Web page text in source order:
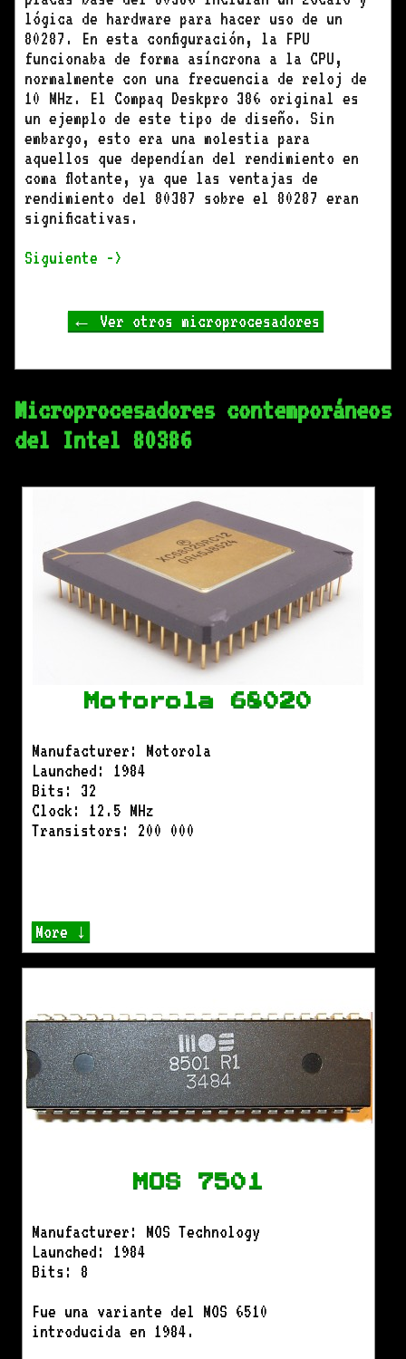
lógica de hardware para hacer uso de un
80287. En esta configuración, la FPU
funcionaba de forma asíncrona a la CPU,
normalmente con una frecuencia de reloj de
10 MHz. El Compaq Deskpro 386 original es
un ejemplo de este tipo de diseño. Sin
embargo, esto era una molestia para
aquellos que dependían del rendimiento en
coma flotante, ya que las ventajas de
rendimiento del 80387 sobre el 80287 eran
significativas.
Siguiente ->
← Ver otros microprocesadores
Microprocesadores contemporáneos
del Intel 80386
Motorola 68020
Manufacturer: Motorola
Launched: 1984
Bits: 32
Clock: 12.5 MHz
Transistors: 200 000
More ↓
MOS 7501
Manufacturer: MOS Technology
Launched: 1984
Bits: 8
Fue una variante del MOS 6510
introducida en 1984.